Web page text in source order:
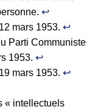
↩︎
mars 1953. ↩︎
Parti Communiste
1953. ↩︎
mars 1953. ↩︎
« intellectuels